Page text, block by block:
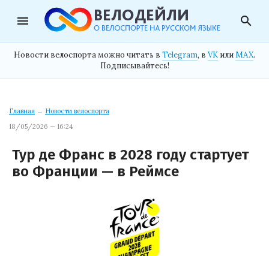
menu search
Новости велоспорта можно читать в Telegram, в VK илиMAX.
Подписывайтесь!
Главная → Новости велоспорта
18/05/2026 — 16:24
Тур де Франс в 2028 году стартует
во Франции — в Реймсе